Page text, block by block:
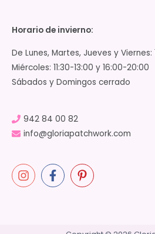
Horario de invierno:
De Lunes, Martes, Jueves y Viernes:
Miércoles: 11:30-13:00 y 16:00-20:00
Sábados y Domingos cerrado
942 84 00 82
info@gloriapatchwork.com